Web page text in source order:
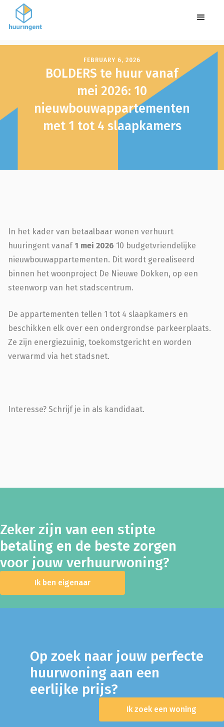
FEBRUARY 6, 2026
BOLDERS te huur vanaf
mei 2026: 10
nieuwbouwappartementen
met 1 tot 4 slaapkamers
In het kader van betaalbaar wonen verhuurt
huuringent vanaf 1 mei 2026 10 budgetvriendelijke
nieuwbouwappartementen. Dit wordt gerealiseerd
binnen het woonproject De Nieuwe Dokken, op een
steenworp van het stadscentrum.
De appartementen tellen 1 tot 4 slaapkamers en
beschikken elk over een ondergrondse parkeerplaats.
Ze zijn energiezuinig, toekomstgericht en worden
verwarmd via het stadsnet.
Interesse? Schrijf je in als kandidaat.
Zeker zijn van een stipte
betaling en de beste zorgen
voor jouw verhuurwoning?
Ik ben eigenaar
Op zoek naar jouw perfecte
huurwoning aan een
eerlijke prijs?
Ik zoek een woning